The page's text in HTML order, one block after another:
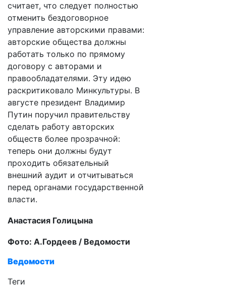
считает, что следует полностью
отменить бездоговорное
управление авторскими правами:
авторские общества должны
работать только по прямому
договору с авторами и
правообладателями. Эту идею
раскритиковало Минкультуры. В
августе президент Владимир
Путин поручил правительству
сделать работу авторских
обществ более прозрачной:
теперь они должны будут
проходить обязательный
внешний аудит и отчитываться
перед органами государственной
власти.
Анастасия Голицына
Фото: А.Гордеев / Ведомости
Ведомости
Теги